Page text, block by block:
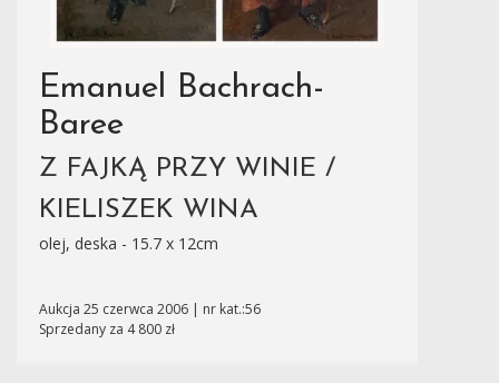
Emanuel Bachrach-
Baree
Z FAJKĄ PRZY WINIE /
KIELISZEK WINA
olej, deska - 15.7 x 12cm
Aukcja 25 czerwca 2006 | nr kat.:56
Sprzedany za 4 800 zł